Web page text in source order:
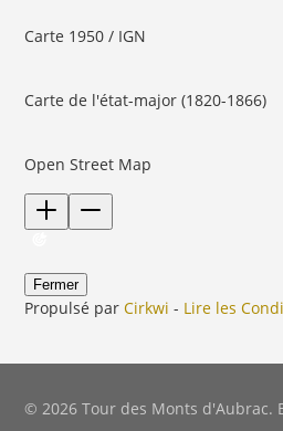
Carte 1950 / IGN
Carte de l'état-major (1820-1866)
Open Street Map
Fermer
Propulsé parCirkwi - Lire les
© 2026 Tour des Monts d'Aubrac.